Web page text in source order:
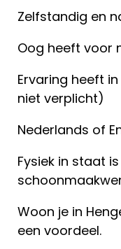
Zelfstandig en
Oog heeft voor
Ervaring heeft
niet verplicht)
Nederlands of
Fysiek in staat is
Woon je in
een voordeel.